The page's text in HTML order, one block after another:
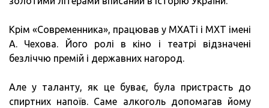
Крім «Современника», працював у МХАТі і МХТ імені
А. Чехова. Його ролі в кіно і театрі відзначені
безліччю премій і державних нагород.
Але у таланту, як це буває, була пристрасть до
спиртних напоїв. Саме алкоголь допомагав йому